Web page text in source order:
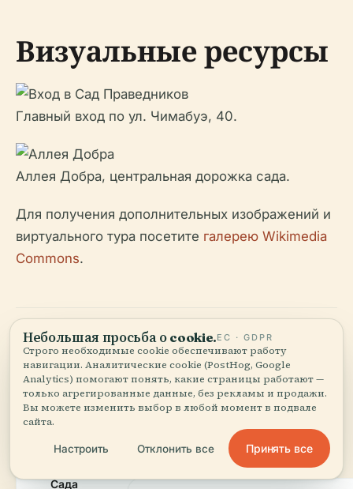
Визуальные ресурсы
Главный вход по ул. Чимaбуэ, 40.
Аллея Добра, центральная дорожка сада.
Для получения дополнительных изображений и
виртуального тура посетите галерею Wikimedia
Commons.
Контактная
информация
Сада
Небольшая просьба о cookie.ЕС · GDPR
Строго необходимые cookie обеспечивают работу
навигации. Аналитические cookie (PostHog, Google
Analytics) помогают понять, какие страницы работают —
только агрегированные данные, без рекламы и продажи.
Вы можете изменить выбор в любой момент в подвале
сайта.
Настроить Отклонить все Принять все